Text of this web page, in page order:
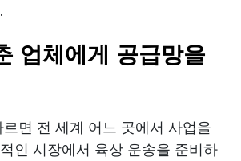
업체에게 공급망을
면 전 세계 어느 곳에서 사업을
인 시장에서 육상 운송을 준비하